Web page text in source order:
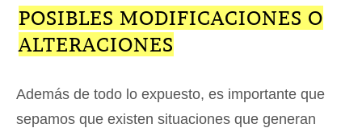
POSIBLES MODIFICACIONES O
ALTERACIONES
Además de todo lo expuesto, es importante que
sepamos que existen situaciones que generan